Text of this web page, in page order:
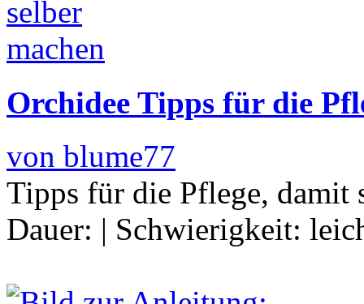
Orchidee Tipps für die
von blume77
Tipps für die Pflege, damit
Dauer: | Schwierigkeit: